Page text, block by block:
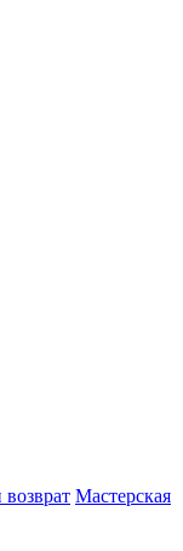
Мастерская